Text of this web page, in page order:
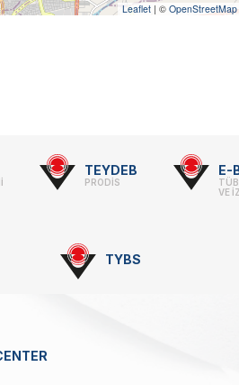
Leaflet | © OpenStreetMap
TEYDEB
PRODİS
E-
VE
TYBS